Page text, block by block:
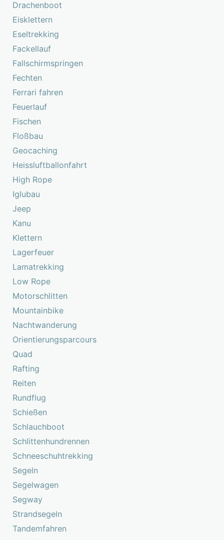
Drachenboot
Eisklettern
Eseltrekking
Fackellauf
Fallschirmspringen
Fechten
Ferrari fahren
Feuerlauf
Fischen
Floßbau
Geocaching
Heissluftballonfahrt
High Rope
Iglubau
Jeep
Kanu
Klettern
Lagerfeuer
Lamatrekking
Low Rope
Motorschlitten
Mountainbike
Nachtwanderung
Orientierungsparcours
Quad
Rafting
Reiten
Rundflug
Schießen
Schlauchboot
Schlittenhundrennen
Schneeschuhtrekking
Segeln
Segelwagen
Segway
Strandsegeln
Tandemfahren